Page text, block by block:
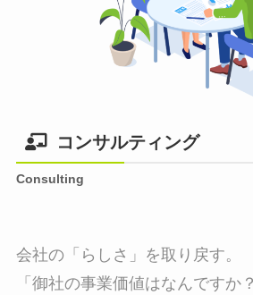
コンサルティング
Consulting
会社の「らしさ」を取り戻す。
「御社の事業価値はなんです